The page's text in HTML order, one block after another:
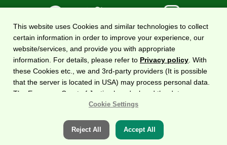
使用條款 隱私政策 網站地圖 關於我們
國家高速公路資訊網站 DoRaPuRa (E-NEXCO Drive Plaza)由東日本高速道路株式會社運營
。
版權所有©2020東日本高速道路株式會社保留所有權利。
This website uses Cookies and similar technologies to collect
certain information in order to improve your experience, our
website/services, and provide you with appropriate
information. For details, please refer to Privacy policy . With
these Cookies etc., we and 3rd-party providers (It is possible
that the server is located in USA) may process personal data.
The European Court of Justice has declared the data
protection level in the USA to be inadequate. There is the risk
surveillance purposes.There is no effective legal remedy for it.
When you consent, you also consent to the possible use of
Cookie Settings
Reject All Accept All